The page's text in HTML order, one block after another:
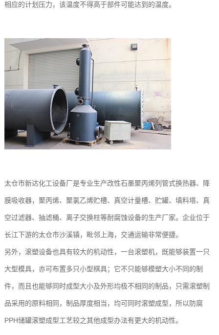
相应的计划压力，该温度不得高于部件可能达到的温度。
太仓市新达化工设备厂是专业生产改性石墨聚丙烯列管式换热器、降
膜吸收器，聚丙烯、聚氯乙烯贮槽、真空计量槽、贮罐、填料塔、真
空过滤器、抽滤桶、离子交换柱等耐腐蚀设备的生产厂家。企业位于
长江下游的太仓市沙溪镇，毗邻上海，交通运输非常便捷。
另外，滚塑设备也具有较大的机动性，一台滚塑机，既能够装置一只
大型模具，亦可布置多只小型棋具；它不只能够模塑大小不同的制
件，而且也能够同时成型大小及外形均极不相同的制品，只需滚塑制
品采用的原料相同，制品厚度相当，均可同时滚塑成型，所以防腐
PPH储罐滚塑成型工艺较之其他成型办法有更大的机动性。